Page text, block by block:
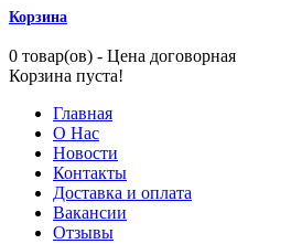
Корзина
0 товар(ов) - Цена договорная
Корзина пуста!
Главная
О Нас
Новости
Контакты
Доставка и оплата
Вакансии
Отзывы